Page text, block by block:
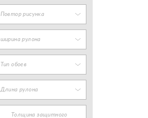
Повтор рисунка
ширина рулона
Тип обоев
Длина рулона
Толщина защитного